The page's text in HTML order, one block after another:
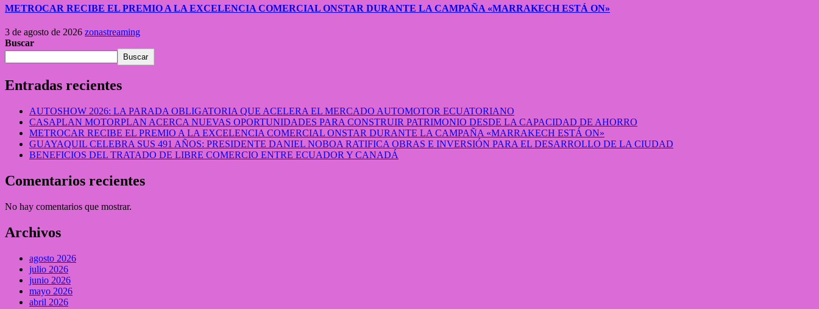
METROCAR RECIBE EL PREMIO A LA EXCELENCIA COMERCIAL ONSTAR DURANTE LA CAMPAÑA «MARRAKECH ESTÁ ON»
3 de agosto de 2026 zonastreaming
Buscar
Buscar
Entradas recientes
AUTOSHOW 2026: LA PARADA OBLIGATORIA QUE ACELERA EL MERCADO AUTOMOTOR ECUATORIANO
CASAPLAN MOTORPLAN ACERCA NUEVAS OPORTUNIDADES PARA CONSTRUIR PATRIMONIO DESDE LA CAPACIDAD DE AHORRO
METROCAR RECIBE EL PREMIO A LA EXCELENCIA COMERCIAL ONSTAR DURANTE LA CAMPAÑA «MARRAKECH ESTÁ ON»
GUAYAQUIL CELEBRA SUS 491 AÑOS: PRESIDENTE DANIEL NOBOA RATIFICA OBRAS E INVERSIÓN PARA EL DESARROLLO DE LA CIUDAD
BENEFICIOS DEL TRATADO DE LIBRE COMERCIO ENTRE ECUADOR Y CANADÁ
Comentarios recientes
No hay comentarios que mostrar.
Archivos
agosto 2026
julio 2026
junio 2026
mayo 2026
abril 2026